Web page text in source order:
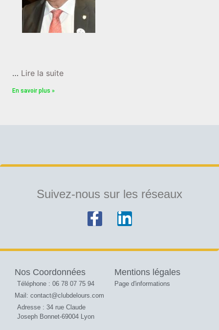
… Lire la suite
En savoir plus »
Suivez-nous sur les réseaux
Nos Coordonnées
Téléphone : 06 78 07 75 94
Mail: contact@clubdelours.com
Adresse : 34 rue Claude
Joseph Bonnet-69004 Lyon
Mentions légales
Page d'informations